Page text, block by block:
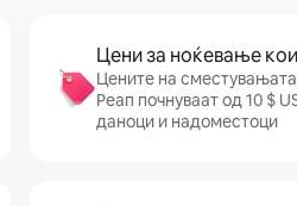
Цени за ноќевање
Цените на
Реап почнуваат од 10 $
даноци и надоместоци